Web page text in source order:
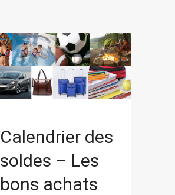
Calendrier des
soldes – Les
bons achats